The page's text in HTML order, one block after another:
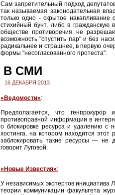
Сам запретительный подход
так называемая законодательная
только одно - скрытое накапливание
стихийный бунт, либо в гражданскую
обществе противоречия не
возможность "спустить пар" и без
радикальнее и страшнее, в первую
формы "несогласованного протеста".
В СМИ
16 ДЕКАБРЯ 2013
«Ведомости»:
Предполагается, что
противоправной информации в
о блокировке ресурса и удалению с
хостинга, на котором находится
заблокировать такие ресурсы — не
говорит Луговой.
«Новые Известия»:
У независимых экспертов инициатива
теории коммуникации факультета